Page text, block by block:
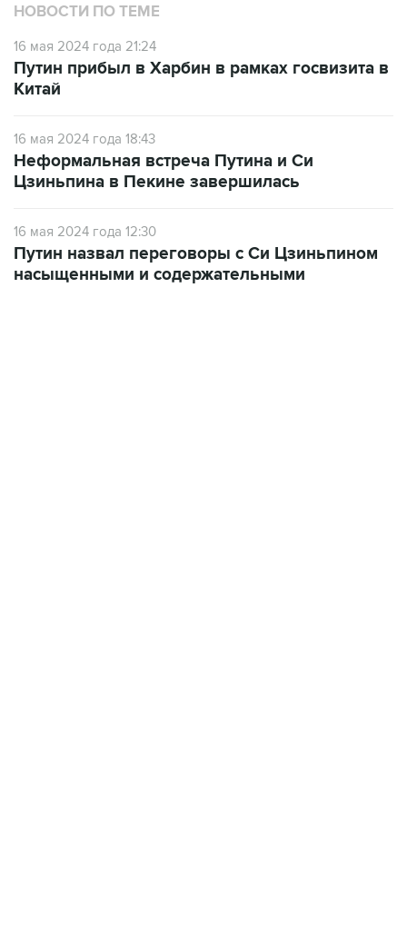
НОВОСТИ ПО ТЕМЕ
16 мая 2024 года 21:24
Путин прибыл в Харбин в рамках госвизита в
Китай
16 мая 2024 года 18:43
Неформальная встреча Путина и Си
Цзиньпина в Пекине завершилась
16 мая 2024 года 12:30
Путин назвал переговоры с Си Цзиньпином
насыщенными и содержательными